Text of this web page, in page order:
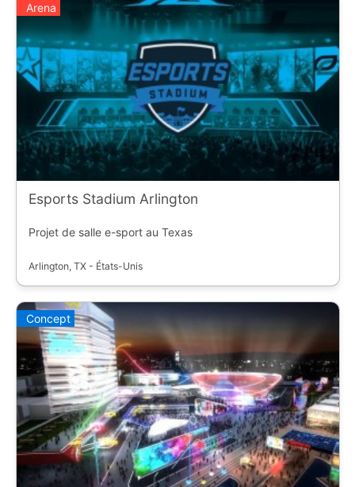
Arena
Esports Stadium Arlington
Projet de salle e-sport au Texas
Arlington, TX - États-Unis
Concept